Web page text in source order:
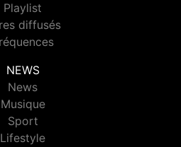
Playlist
diffusés
NEWS
News
Musique
Sport
Lifestyle